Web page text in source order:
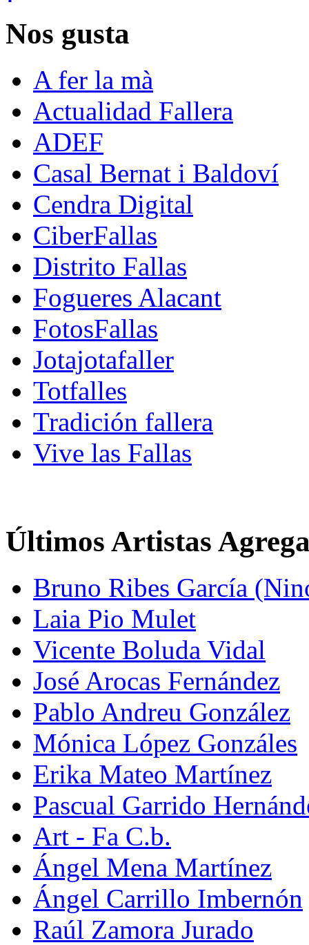
Nos gusta
A fer la mà
Actualidad Fallera
ADEF
Casal Bernat i Baldoví
Cendra Digital
CiberFallas
Distrito Fallas
Fogueres Alacant
FotosFallas
Jotajotafaller
Totfalles
Tradición fallera
Vive las Fallas
Últimos Artistas
Bruno Ribes García
Laia Pio Mulet
Vicente Boluda Vidal
José Arocas Fernández
Pablo Andreu González
Mónica López Gonzáles
Erika Mateo Martínez
Pascual Garrido
Art - Fa C.b.
Ángel Mena Martínez
Ángel Carrillo Imbernón
Raúl Zamora Jurado